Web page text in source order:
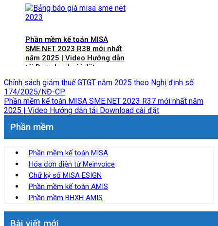
Phần mềm kế toán MISA
SME.NET 2023 R38 mới nhất
năm 2025 | Video Hướng dẫn
tải Download cài đặt
Chính sách giảm thuế GTGT năm 2025 theo Nghị định số
174/2025/NĐ-CP
Phần mềm kế toán MISA SME.NET 2023 R37 mới nhất năm
2025 | Video Hướng dẫn tải Download cài đặt
Phần mềm
Phần mềm kế toán MISA
Hóa đơn điện tử Meinvoice
Chữ ký số MISA ESIGN
Phần mềm kế toán AMIS
Phần mềm BHXH AMIS
Bài viết mới